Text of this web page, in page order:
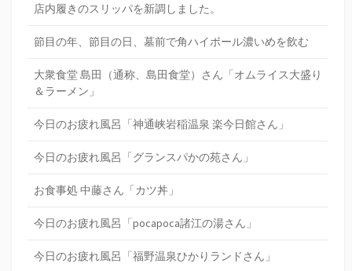
店内履きのスリッパを新調しました。
節目の年、節目の日、墓前で角ハイボール濃いめを飲む
大衆食堂 島田（通称、島田食堂）さん「オムライス大盛り
＆ラーメン」
今日のお疲れ風呂「神通峡岩稲温泉 楽今日館さん」
今日のお疲れ風呂「グランスパかの苑さん」
お食事処 中藤さん「カツ丼」
今日のお疲れ風呂「pocapoca諸江の湯さん」
今日のお疲れ風呂「福野温泉ひかりランドさん」